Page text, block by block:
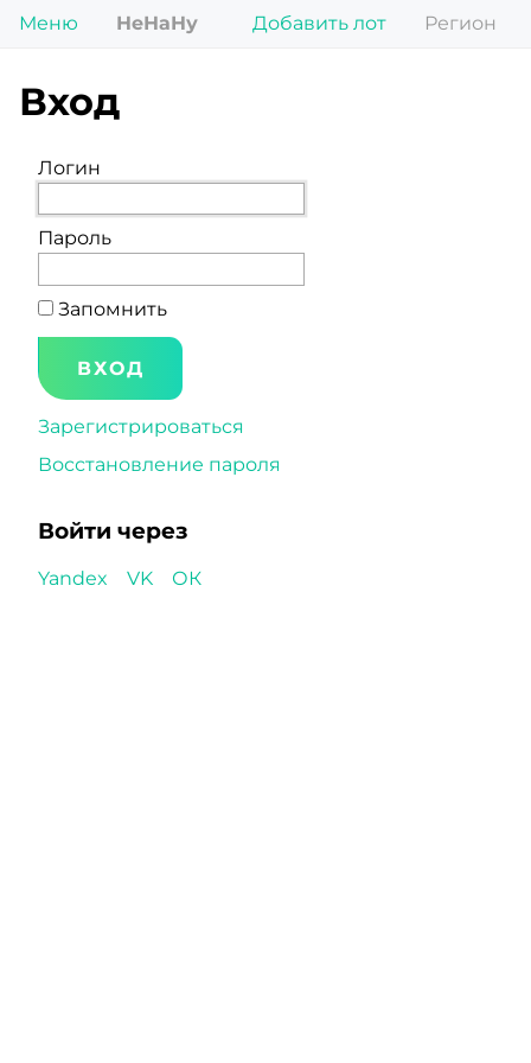
Меню НеНаНу Добавить лот Регион
Вход
Логин
Пароль
Запомнить
Зарегистрироваться
Восстановление пароля
Войти через
Yandex VK ОК